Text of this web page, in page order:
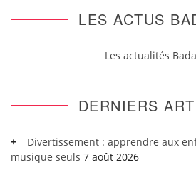
LES ACTUS
Les actualités
DERNIERS
Divertissement : apprendre aux
musique seuls 7 août 2026